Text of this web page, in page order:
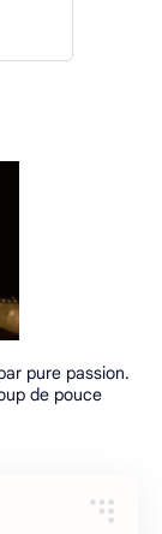
pure passion.
de pouce